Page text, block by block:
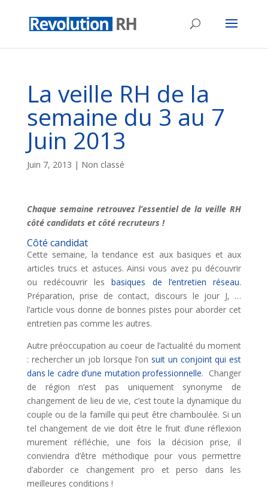
La veille RH de la
semaine du 3 au 7
Juin 2013
Juin 7, 2013 | Non classé
Chaque semaine retrouvez l’essentiel de la veille RH
côté candidats et côté recruteurs !
Côté candidat
Cette semaine, la tendance est aux basiques et aux
articles trucs et astuces. Ainsi vous avez pu découvrir
ou redécouvrir les basiques de l’entretien réseau.
Préparation, prise de contact, discours le jour J, …
l’article vous donne de bonnes pistes pour aborder cet
entretien pas comme les autres.
Autre préoccupation au coeur de l’actualité du moment
: rechercher un job lorsque l’on suit un conjoint qui est
dans le cadre d’une mutation professionnelle. Changer
de région n’est pas uniquement synonyme de
changement de lieu de vie, c’est toute la dynamique du
couple ou de la famille qui peut être chamboulée. Si un
tel changement de vie doit être le fruit d’une réflexion
murement réfléchie, une fois la décision prise, il
conviendra d’être méthodique pour vous permettre
d’aborder ce changement pro et perso dans les
meilleures conditions !